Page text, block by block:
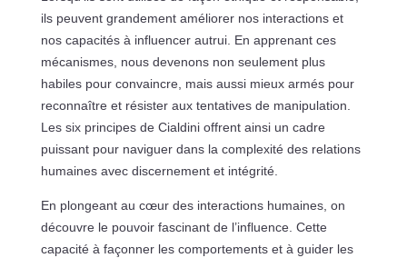
ils peuvent grandement améliorer nos interactions et
nos capacités à influencer autrui. En apprenant ces
mécanismes, nous devenons non seulement plus
habiles pour convaincre, mais aussi mieux armés pour
reconnaître et résister aux tentatives de manipulation.
Les six principes de Cialdini offrent ainsi un cadre
puissant pour naviguer dans la complexité des relations
humaines avec discernement et intégrité.
En plongeant au cœur des interactions humaines, on
découvre le pouvoir fascinant de l’influence. Cette
capacité à façonner les comportements et à guider les